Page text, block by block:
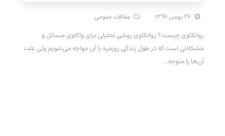
۲۶ بهمن ۱۳۹۶ مقالات عمومی
روانکاوی چیست؟ روانکاوی روشی تحلیلی برای واکاوی مسائل و
مشکلاتی است که در طول زندگی روزمره با آن مواجه می‌شویم ولی علت
آن‌ها را متوجه…